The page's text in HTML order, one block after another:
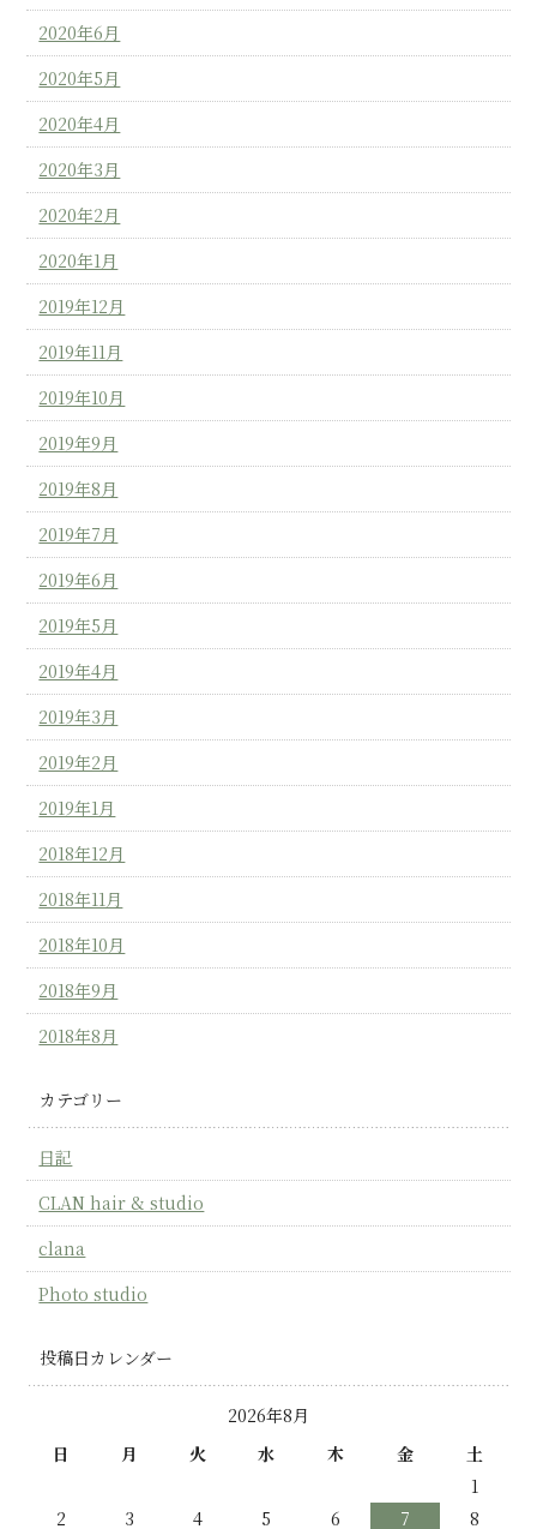
2020年6月
2020年5月
2020年4月
2020年3月
2020年2月
2020年1月
2019年12月
2019年11月
2019年10月
2019年9月
2019年8月
2019年7月
2019年6月
2019年5月
2019年4月
2019年3月
2019年2月
2019年1月
2018年12月
2018年11月
2018年10月
2018年9月
2018年8月
カテゴリー
日記
CLAN hair & studio
clana
Photo studio
投稿日カレンダー
2026年8月
日
月 火 水 木 金
土
1
2
3 4 5 6 7 8